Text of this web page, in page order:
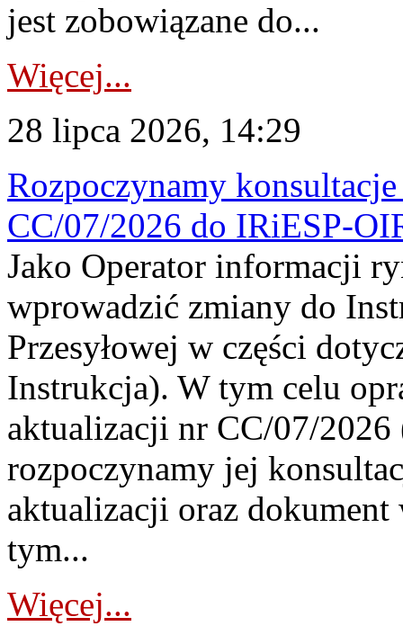
jest zobowiązane do...
Więcej...
28 lipca 2026, 14:29
Rozpoczynamy
CC/07/2026 do IRiESP-
Jako Operator informacji
wprowadzić zmiany do
Przesyłowej w części
Instrukcja). W tym celu
aktualizacji nr CC/07/
rozpoczynamy jej
aktualizacji oraz
tym...
Więcej...